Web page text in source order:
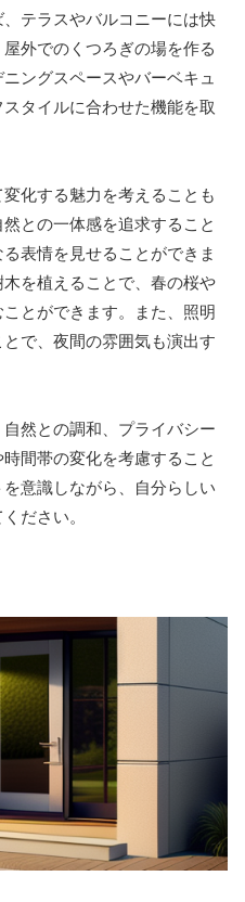
テラスやバルコニーには快
外でのくつろぎの場を作る
ングスペースやバーベキュ
タイルに合わせた機能を取
化する魅力を考えることも
との一体感を追求すること
表情を見せることができま
を植えることで、春の桜や
とができます。また、照明
で、夜間の雰囲気も演出す
然との調和、プライバシー
間帯の変化を考慮すること
意識しながら、自分らしい
ださい。